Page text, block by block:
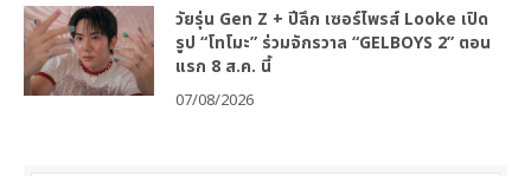
วัยรุ่น Gen Z + ปีลึก เซอร์ไพรส์ Looke เปิด
รูป “โทโมะ” ร่วมจักรวาล “GELBOYS 2” ตอน
แรก 8 ส.ค. นี้
07/08/2026